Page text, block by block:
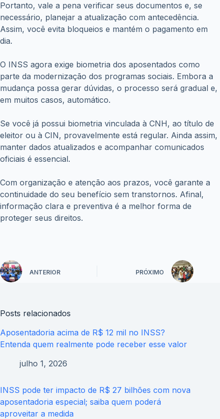
Portanto, vale a pena verificar seus documentos e, se
necessário, planejar a atualização com antecedência.
Assim, você evita bloqueios e mantém o pagamento em
dia.
O INSS agora exige biometria dos aposentados como
parte da modernização dos programas sociais. Embora a
mudança possa gerar dúvidas, o processo será gradual e,
em muitos casos, automático.
Se você já possui biometria vinculada à CNH, ao título de
eleitor ou à CIN, provavelmente está regular. Ainda assim,
manter dados atualizados e acompanhar comunicados
oficiais é essencial.
Com organização e atenção aos prazos, você garante a
continuidade do seu benefício sem transtornos. Afinal,
informação clara e preventiva é a melhor forma de
proteger seus direitos.
ANTERIOR PRÓXIMO
Posts relacionados
Aposentadoria acima de R$ 12 mil no INSS?
Entenda quem realmente pode receber esse valor
julho 1, 2026
INSS pode ter impacto de R$ 27 bilhões com nova
aposentadoria especial; saiba quem poderá
aproveitar a medida